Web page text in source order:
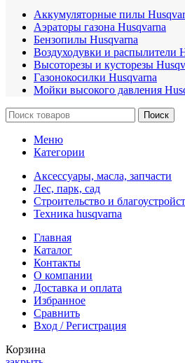
Аккумуляторные пилы
Аэраторы газона Husqvarna
Бензопилы Husqvarna
Воздуходувки и распылители
Высоторезы и кусторезы
Газонокосилки Husqvarna
Мойки высокого давления
Поиск
Меню
Категории
Аксессуары, масла, запчасти
Лес, парк, сад
Строительство и
Техника husqvarna
Главная
Каталог
Контакты
О компании
Доставка и оплата
Избранное
Сравнить
Вход / Регистрация
Корзина